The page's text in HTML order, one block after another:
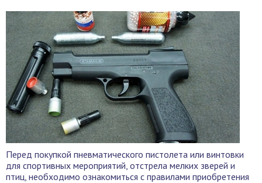
Перед покупкой пневматического пистолета или винтовки
для спортивных мероприятий, отстрела мелких зверей и
птиц, необходимо ознакомиться с правилами приобретения